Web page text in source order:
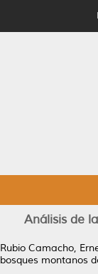
Análisis de
Rubio Camacho,
bosques montanos